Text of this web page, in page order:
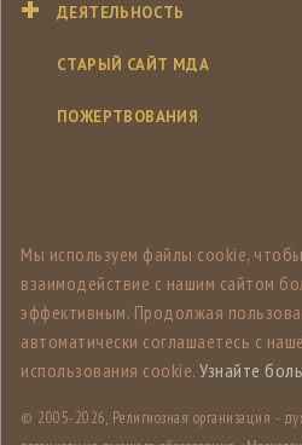
ДЕЯТЕЛЬНОСТЬ
СТАРЫЙ САЙТ МДА
ПОЖЕРТВОВАНИЯ
Мы используем файлы cookie,
взаимодействие с нашим сайтом
эффективным. Продолжая
автоматически соглашаетесь с
использования cookie. Узнайте
© 2005-2026, Религиозная организация -